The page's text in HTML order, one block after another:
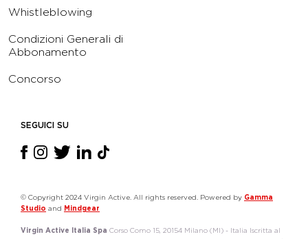
Whistleblowing
Condizioni Generali di
Abbonamento
Concorso
SEGUICI SU
© Copyright 2024 Virgin Active. All rights reserved. Powered by Gamma
Studio and Mindgear
Virgin Active Italia Spa Corso Como 15, 20154 Milano (MI) - Italia Iscritta al